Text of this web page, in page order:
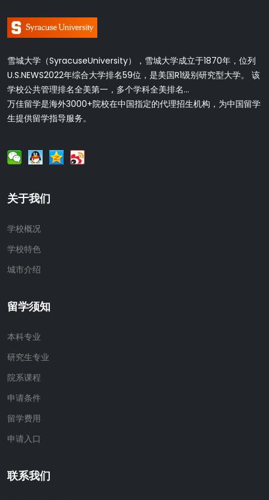
雪城大学（SyracuseUniversity），雪城大学成立于1870年，位列
U.S.NEWS2022年综合大学排名59位，是美国R1级别研究型大学。 该
学校公共管理排名全美第一，多个学科全美排名...
万佳留学是海外3000+院校在中国指定的代理招生机构，为中国留学
生提供留学指导服务。
关于我们
学校概况
学校特色
城市介绍
留学须知
本科专业
研究生专业
院系课程
申请条件
留学费用
申请入口
联系我们